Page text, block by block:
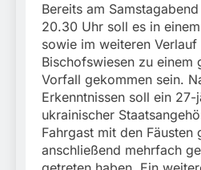
Bereits am
20.30 Uhr soll es in
sowie im weiteren Verlauf
Bischofswiesen zu einem
Vorfall gekommen sein.
Erkenntnissen soll ein 27-
ukrainischer
Fahrgast mit den Fäusten
anschließend mehrfach